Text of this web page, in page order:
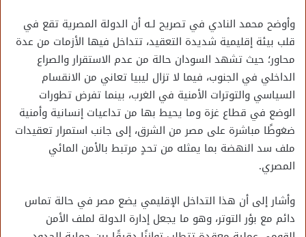
وأوضح محمد النادي في تصريح لـه أن الدولة المصرية تقع في
قلب بيئة إقليمية شديدة التعقيد، تتداخل فيها الأزمات من عدة
محاور؛ حيث تشهد السودان حالة من عدم الاستقرار والصراع
الداخلي في الجنوب، فيما لا تزال ليبيا تعاني من الانقسام
السياسي والتوترات الأمنية في الغرب، بينما تفرض تطورات
الوضع في قطاع غزة وما يحيط بها من تداعيات إنسانية وأمنية
ضغوطًا مباشرة على مصر من الشرق، إلى جانب استمرار تعقيدات
ملف سد النهضة بما يمثله من تحدٍ مرتبط بالأمن المائي
المصري.
وأشار إلى أن هذا التداخل الإقليمي يضع مصر في حالة تماس
دائم مع بؤر التوتر، وهو ما يجعل إدارة الدولة لملف الأمن